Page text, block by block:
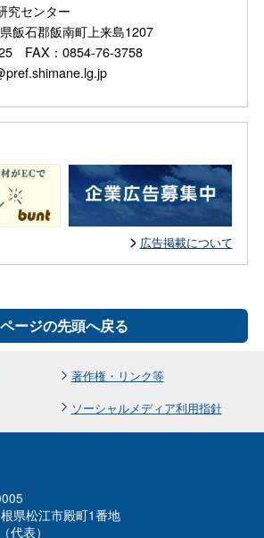
究センター
飯石郡飯南町上来島1207
FAX：0854-76-3758
広告掲載について
ページの先頭へ戻る
著作権・リンク等
ソーシャルメディア利用指針
県松江市殿町1番地
表）